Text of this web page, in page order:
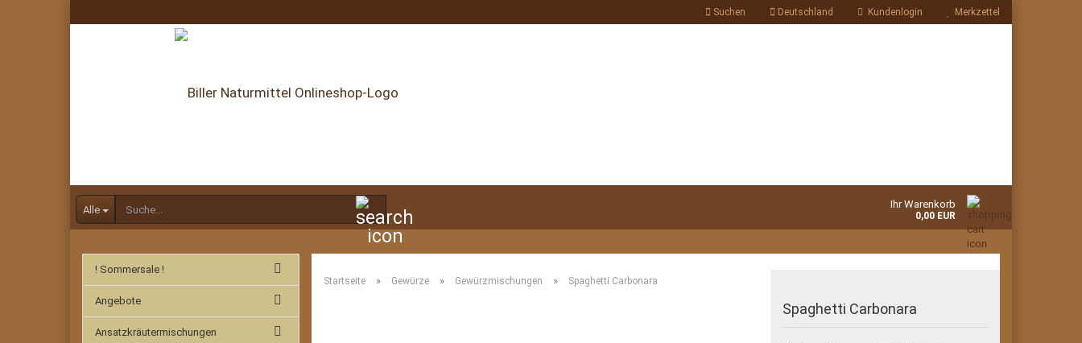
Suchen Deutschland Kundenlogin Merkzettel
Alle Ihr Warenkorb
0,00 EUR
Startseite » Gewürze » Gewürzmischungen » Spaghetti Carbonara
Spaghetti Carbonara
! Sommersale !
Angebote
Ansatzkräutermischungen